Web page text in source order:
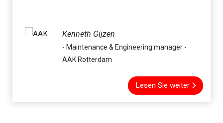
Kenneth Gijzen
- Maintenance & Engineering manager -
AAK Rotterdam
Lesen Sie weiter